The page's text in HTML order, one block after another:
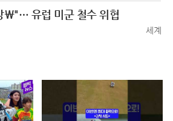
\"… 유럽 미군 철수 위협
세계